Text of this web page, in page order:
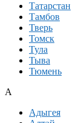
Татарстан
Тамбов
Тверь
Томск
Тула
Тыва
Тюмень
А
Адыгея